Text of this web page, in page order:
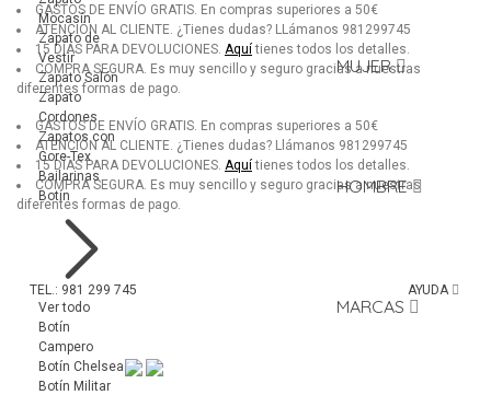
GASTOS DE ENVÍO GRATIS. En compras superiores a 50€
ATENCIÓN AL CLIENTE. ¿Tienes dudas? LLámanos 981299745
15 DÍAS PARA DEVOLUCIONES. Aquítienes todos los detalles.
COMPRA SEGURA. Es muy sencillo y seguro gracias a nuestras
diferentes formas de pago.
GASTOS DE ENVÍO GRATIS. En compras superiores a 50€
ATENCIÓN AL CLIENTE. ¿Tienes dudas? Llámanos 981299745
15 DÍAS PARA DEVOLUCIONES. Aquítienes todos los detalles.
COMPRA SEGURA. Es muy sencillo y seguro gracias a nuestras
diferentes formas de pago.
TEL.: 981 299 745 AYUDA
Mocasín
Zapato de
Vestir
Zapato Salón
Zapato
Cordones
Zapatos con
Gore-Tex
Bailarinas
Botín
Ver todo
Botín
Campero
Botín Chelsea
Botín Militar
MUJER
HOMBRE
MARCAS